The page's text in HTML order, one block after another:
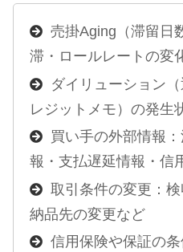
売掛Aging（滞留日
滞・ロールレートの変
ダイリューション
レジットメモ）の発生
買い手の外部情報
報・支払遅延情報・信
取引条件の変更：検
納品先の変更など
信用保険や保証の